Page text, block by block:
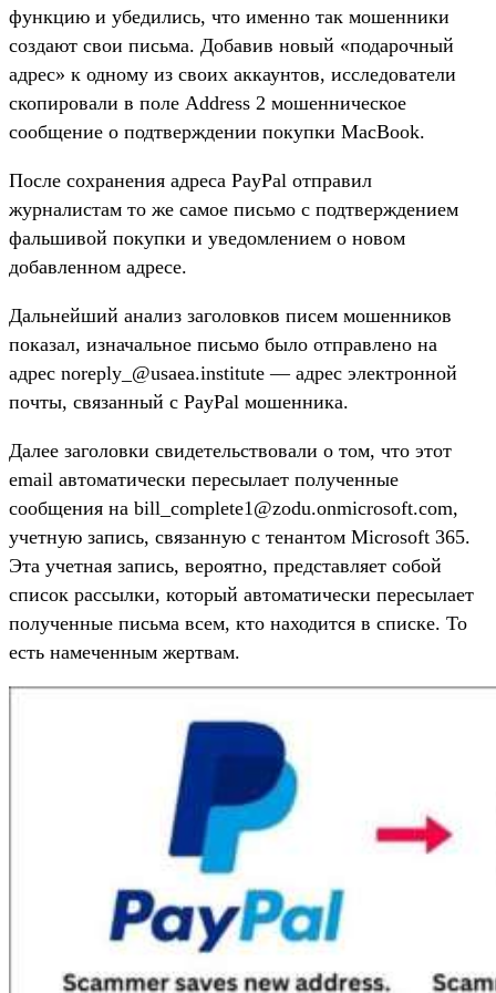
функцию и убедились, что именно так мошенники
создают свои письма. Добавив новый «подарочный
адрес» к одному из своих аккаунтов, исследователи
скопировали в поле Address 2 мошенническое
сообщение о подтверждении покупки MacBook.
После сохранения адреса PayPal отправил
журналистам то же самое письмо с подтверждением
фальшивой покупки и уведомлением о новом
добавленном адресе.
Дальнейший анализ заголовков писем мошенников
показал, изначальное письмо было отправлено на
адрес noreply_@usaea.institute — адрес электронной
почты, связанный с PayPal мошенника.
Далее заголовки свидетельствовали о том, что этот
email автоматически пересылает полученные
сообщения на bill_complete1@zodu.onmicrosoft.com,
учетную запись, связанную с тенантом Microsoft 365.
Эта учетная запись, вероятно, представляет собой
список рассылки, который автоматически пересылает
полученные письма всем, кто находится в списке. То
есть намеченным жертвам.